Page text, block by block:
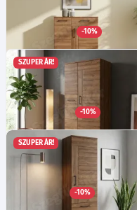
Ivett IV10 polc
Ma:22 Sz:90 Mé:23cm
-10%
15 935
Ivett IV2 komód
Ma:84.5 Mé:40cm
-10%
92 885
SZUPER ÁR!
Ivett IV9 szekrény
Mé:53.5cm
-10%
166 055Ft
SZUPER ÁR!